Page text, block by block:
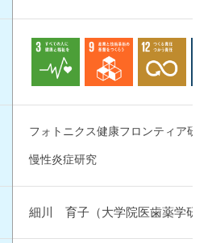
3.保健 9.イノベーション12.生産・消
フォトニクス健康フロンティア研
慢性炎症研究
細川 育子（大学院医歯薬学研究